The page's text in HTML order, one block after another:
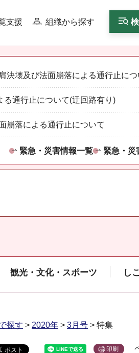
支援 組織から探す
決壊及び法面崩落による通行止につ
る通行止について(迂回路有り)
崩落による通行止について
緊急・災害情報一覧 緊急・災
観光・文化・スポーツ し
探す > 2020年 > 3月号 > 特集
印刷